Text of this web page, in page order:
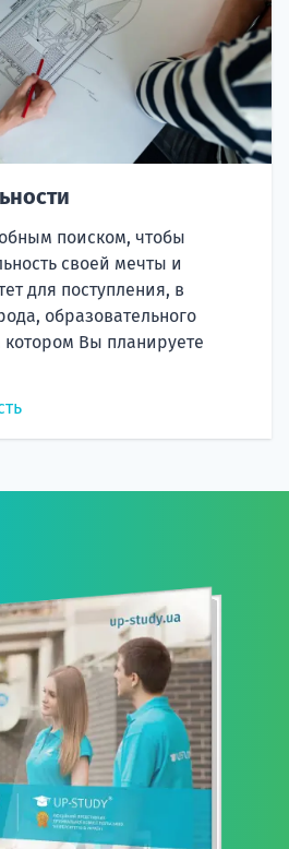
поиском, чтобы
своей мечты и
для поступления, в
образовательного
Вы планируете